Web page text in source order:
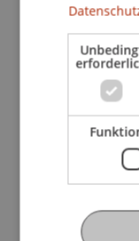
Beteiligte
Bauerbe und